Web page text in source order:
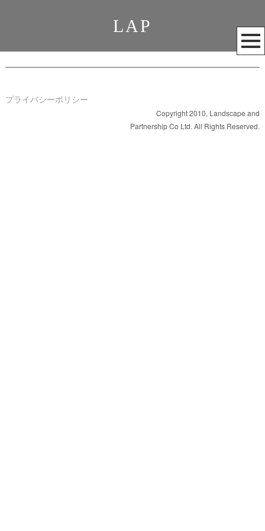
LAP
メ
ニ
ュ
開
く
プライバシーポリシー
Copyright 2010, Landscape and
Partnership Co Ltd. All Rights Reserved.